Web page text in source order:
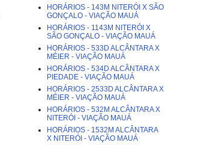
HORÁRIOS - 143M NITERÓI X SÃO
GONÇALO - VIAÇÃO MAUÁ
HORÁRIOS - 1143M NITERÓI X
SÃO GONÇALO - VIAÇÃO MAUÁ
HORÁRIOS - 533D ALCÂNTARA X
MÉIER - VIAÇÃO MAUÁ
HORÁRIOS - 534D ALCÂNTARA X
PIEDADE - VIAÇÃO MAUÁ
HORÁRIOS - 2533D ALCÂNTARA X
MÉIER - VIAÇÃO MAUÁ
HORÁRIOS - 532M ALCÂNTARA X
NITERÓI - VIAÇÃO MAUÁ
HORÁRIOS - 1532M ALCÂNTARA
X NITERÓI - VIAÇÃO MAUÁ